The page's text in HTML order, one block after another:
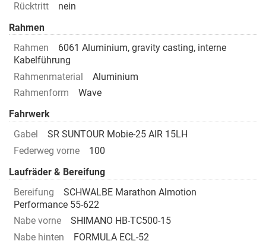
Rücktritt
nein
Rahmen
Rahmen
6061 Aluminium, gravity casting, interne
Kabelführung
Rahmenmaterial
Aluminium
Rahmenform
Wave
Fahrwerk
Gabel
SR SUNTOUR Mobie-25 AIR 15LH
Federweg vorne
100
Laufräder & Bereifung
Bereifung
SCHWALBE Marathon Almotion
Performance 55-622
Nabe vorne
SHIMANO HB-TC500-15
Nabe hinten
FORMULA ECL-52